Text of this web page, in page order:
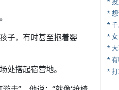
子，有时甚至抱着婴
处搭起宿营地。
*
* 女
* 大
* 打